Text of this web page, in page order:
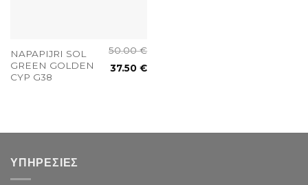
NAPAPIJRI SOL
GREEN GOLDEN
CYP G38
50.00€
37.50€
ΥΠΗΡΕΣΙΕΣ